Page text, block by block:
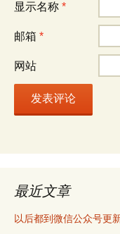
显示名称 *
邮箱 *
网站
最近文章
以后都到微信公众号更